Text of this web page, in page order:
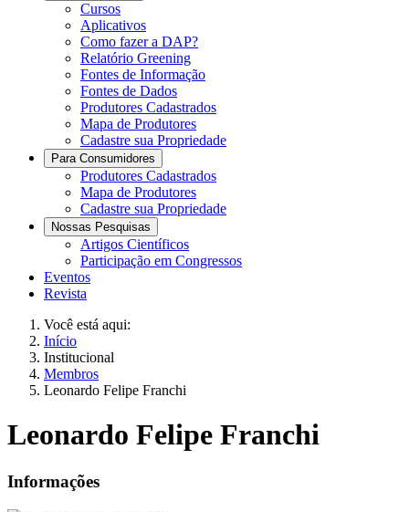
Cursos
Aplicativos
Como fazer a DAP?
Relatório Greening
Fontes de Informação
Fontes de Dados
Produtores Cadastrados
Mapa de Produtores
Cadastre sua Propriedade
Para Consumidores
Produtores Cadastrados
Mapa de Produtores
Cadastre sua Propriedade
Nossas Pesquisas
Artigos Científicos
Participação em Congressos
Eventos
Revista
Você está aqui:
Início
Institucional
Membros
Leonardo Felipe Franchi
Leonardo Felipe Franchi
Informações